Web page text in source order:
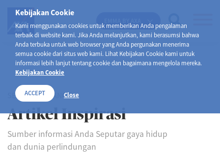
Kebijakan Cookie
Kami menggunakan cookies untuk memberikan Anda pengalaman
terbaik di website kami. Jika Anda melanjutkan, kami berasumsi bahwa
Anda terbuka untuk web browser yang Anda pergunakan menerima
semua cookie dari situs web kami. Lihat Kebijakan Cookie kami untuk
informasi lebih lanjut tentang cookie dan bagaimana mengelola mereka.
Kebijakan Cookie
ACCEPT Close
SELAMAT DATANG DI
Artikel Inspirasi
Sumber informasi Anda Seputar gaya hidup
dan dunia perlindungan